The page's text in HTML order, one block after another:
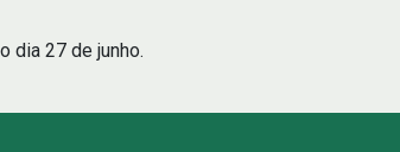
dia 27 de junho.